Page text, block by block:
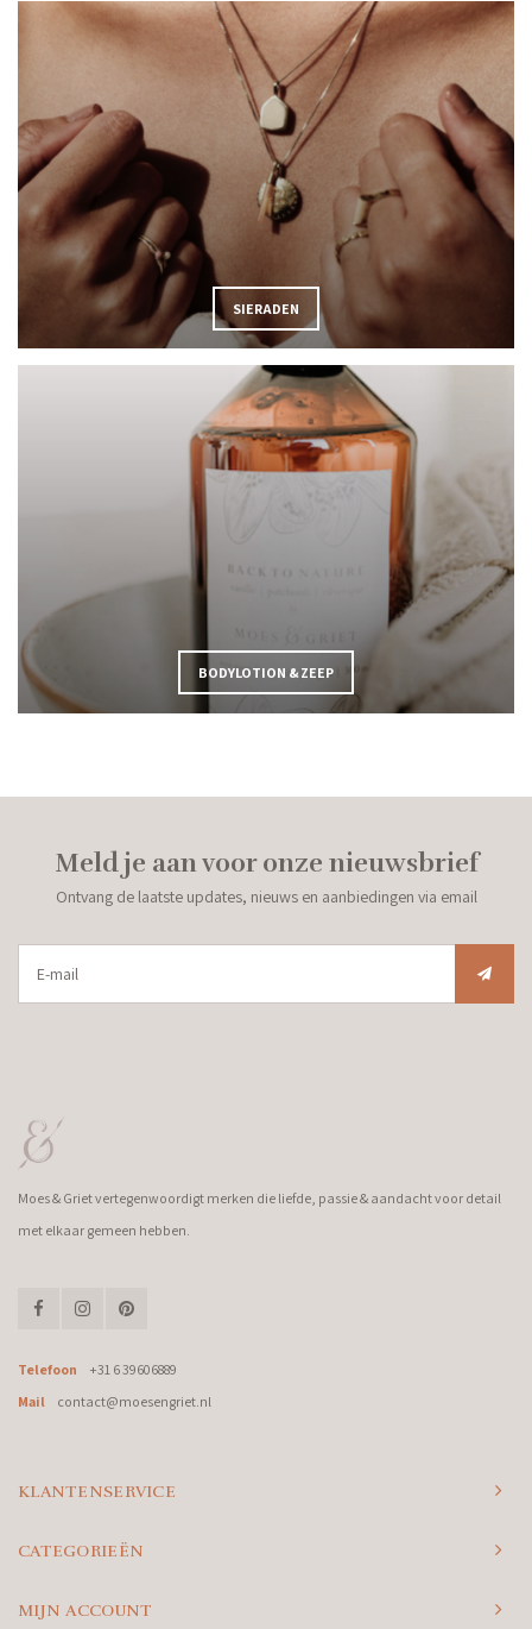
SIERADEN
BODYLOTION & ZEEP
Meld je aan voor onze nieuwsbrief
Ontvang de laatste updates, nieuws en aanbiedingen via email
Moes & Griet vertegenwoordigt merken die liefde, passie & aandacht voor detail
met elkaar gemeen hebben.
Telefoon
+31 6 39606889
Mail
contact@moesengriet.nl
KLANTENSERVICE
CATEGORIEËN
MIJN ACCOUNT